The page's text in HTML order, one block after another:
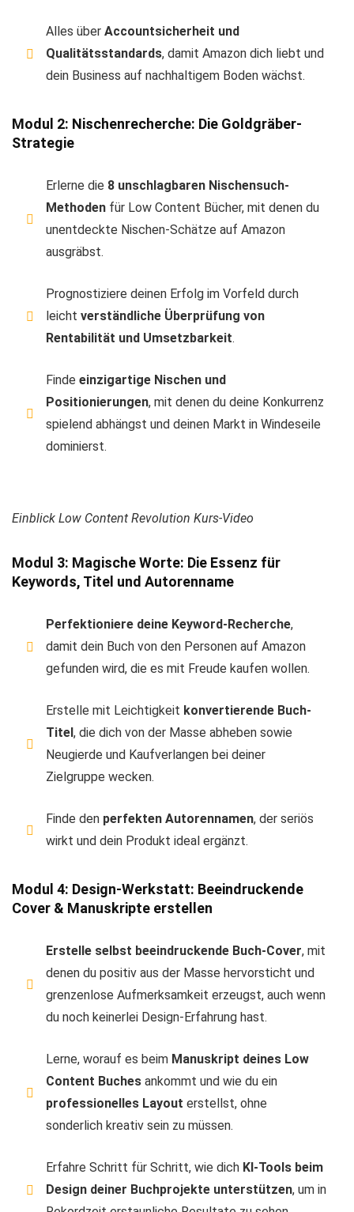
Alles über Accountsicherheit und
Qualitätsstandards, damit Amazon dich liebt und
dein Business auf nachhaltigem Boden wächst.
Modul 2: Nischenrecherche: Die Goldgräber-
Strategie
Erlerne die 8 unschlagbaren Nischensuch-
Methoden für Low Content Bücher, mit denen du
unentdeckte Nischen-Schätze auf Amazon
ausgräbst.
Prognostiziere deinen Erfolg im Vorfeld durch
leicht verständliche Überprüfung von
Rentabilität und Umsetzbarkeit.
Finde einzigartige Nischen und
Positionierungen, mit denen du deine Konkurrenz
spielend abhängst und deinen Markt in Windeseile
dominierst.
Einblick Low Content Revolution Kurs-Video
Modul 3: Magische Worte: Die Essenz für
Keywords, Titel und Autorenname
Perfektioniere deine Keyword-Recherche,
damit dein Buch von den Personen auf Amazon
gefunden wird, die es mit Freude kaufen wollen.
Erstelle mit Leichtigkeit konvertierende Buch-
Titel, die dich von der Masse abheben sowie
Neugierde und Kaufverlangen bei deiner
Zielgruppe wecken.
Finde den perfekten Autorennamen, der seriös
wirkt und dein Produkt ideal ergänzt.
Modul 4: Design-Werkstatt: Beeindruckende
Cover & Manuskripte erstellen
Erstelle selbst beeindruckende Buch-Cover, mit
denen du positiv aus der Masse hervorsticht und
grenzenlose Aufmerksamkeit erzeugst, auch wenn
du noch keinerlei Design-Erfahrung hast.
Lerne, worauf es beim Manuskript deines Low
Content Buches ankommt und wie du ein
professionelles Layout erstellst, ohne
sonderlich kreativ sein zu müssen.
Erfahre Schritt für Schritt, wie dich KI-Tools beim
Design deiner Buchprojekte unterstützen, um in